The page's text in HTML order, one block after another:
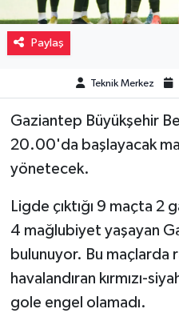
Paylaş
Teknik Merkez
Gaziantep Büyükşehir
20.00'da başlayacak
yönetecek.
Ligde çıktığı 9 maçta
4 mağlubiyet yaşayan
bulunuyor. Bu maçlarda
havalandıran kırmızı-
gole engel olamadı.
Resmi İlanlar
Sağlık
Sinemalar
Siyaset
Spor
Teknoloji
Türkiye
Video Haber